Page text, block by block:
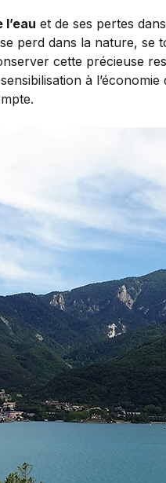
et de ses pertes
se perd dans la nature,
cette précieuse
à l’économie